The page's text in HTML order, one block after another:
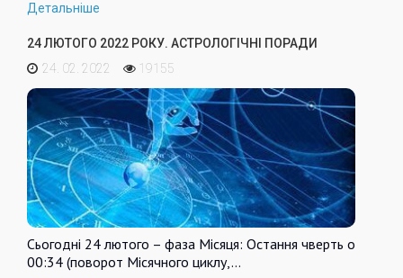
Детальніше
24 ЛЮТОГО 2022 РОКУ. АСТРОЛОГІЧНІ ПОРАДИ
24. 02. 2022
19155
Сьогодні 24 лютого – фаза Місяця: Остання чверть о
00:34 (поворот Місячного циклу,…